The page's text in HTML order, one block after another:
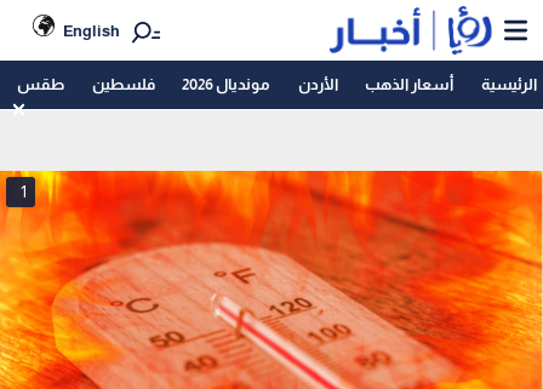
English
الرئيسية أسعار الذهب الأردن مونديال 2026 فلسطين طقس
1